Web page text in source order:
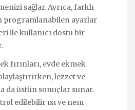
sağlar. Ayrıca, farklı
programlanabilen ayarlar
ile kullanıcı dostu bir
fırınları, evde ekmek
lezzet ve
da üstün sonuçlar sunar.
edilebilir ısı ve nem